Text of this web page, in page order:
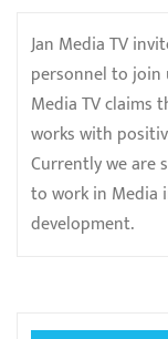
Jan Media TV
personnel to join
Media TV claims
works with
Currently we are
to work in
development.